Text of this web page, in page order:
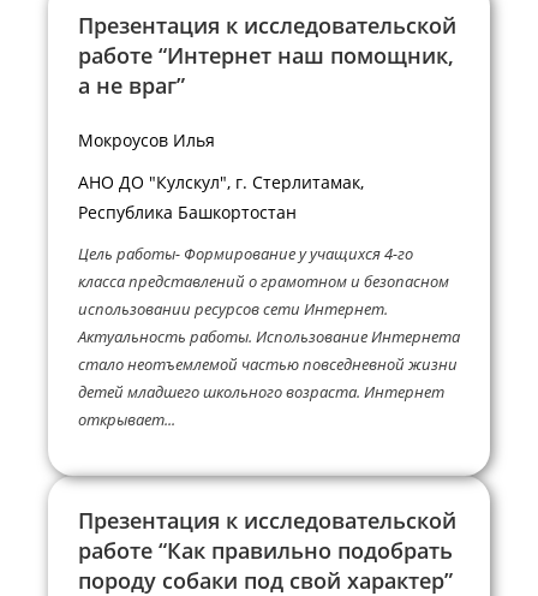
Презентация к исследовательской
работе “Интернет наш помощник,
а не враг”
Мокроусов Илья
АНО ДО "Кулскул", г. Стерлитамак,
Республика Башкортостан
Цель работы- Формирование у учащихся 4-го
класса представлений о грамотном и безопасном
использовании ресурсов сети Интернет.
Актуальность работы. Использование Интернета
стало неотъемлемой частью повседневной жизни
детей младшего школьного возраста. Интернет
открывает...
Презентация к исследовательской
работе “Как правильно подобрать
породу собаки под свой характер”